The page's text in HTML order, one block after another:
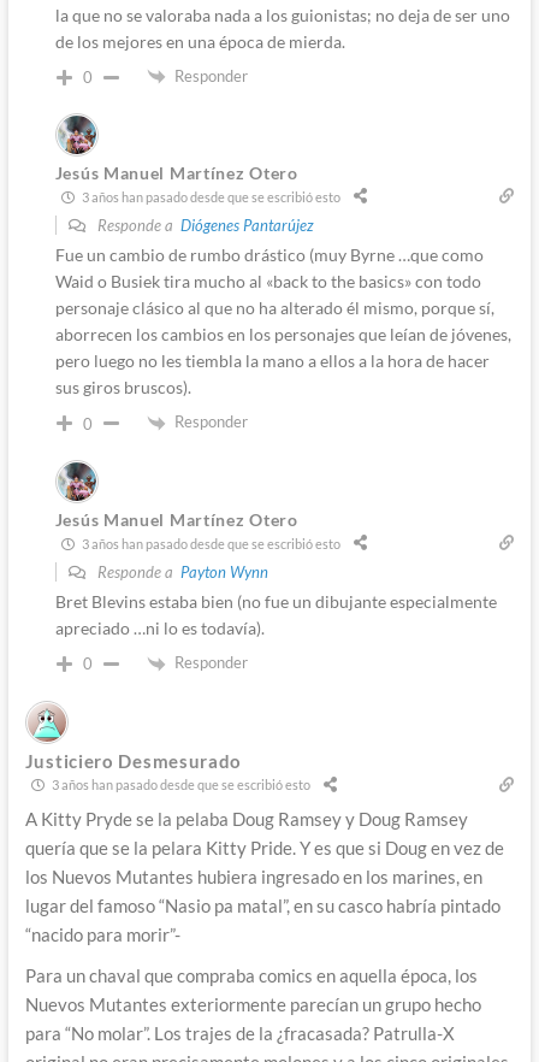
la que no se valoraba nada a los guionistas; no deja de ser uno
de los mejores en una época de mierda.
0 Responder
Jesús Manuel Martínez Otero
3 años han pasado desde que se escribió esto
Responde a Diógenes Pantarújez
Fue un cambio de rumbo drástico (muy Byrne …que como
Waid o Busiek tira mucho al «back to the basics» con todo
personaje clásico al que no ha alterado él mismo, porque sí,
aborrecen los cambios en los personajes que leían de jóvenes,
pero luego no les tiembla la mano a ellos a la hora de hacer
sus giros bruscos).
0 Responder
Jesús Manuel Martínez Otero
3 años han pasado desde que se escribió esto
Responde a Payton Wynn
Bret Blevins estaba bien (no fue un dibujante especialmente
apreciado …ni lo es todavía).
0 Responder
Justiciero Desmesurado
3 años han pasado desde que se escribió esto
A Kitty Pryde se la pelaba Doug Ramsey y Doug Ramsey
quería que se la pelara Kitty Pride. Y es que si Doug en vez de
los Nuevos Mutantes hubiera ingresado en los marines, en
lugar del famoso “Nasio pa matal”, en su casco habría pintado
“nacido para morir”-
Para un chaval que compraba comics en aquella época, los
Nuevos Mutantes exteriormente parecían un grupo hecho
para “No molar”. Los trajes de la ¿fracasada? Patrulla-X